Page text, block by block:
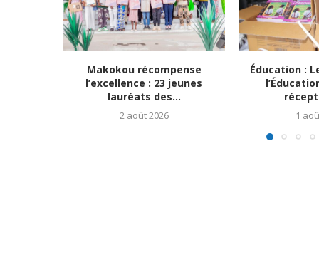
Makokou récompense
l’excellence : 23 jeunes
lauréats des...
2 août 2026
Éducation :
1